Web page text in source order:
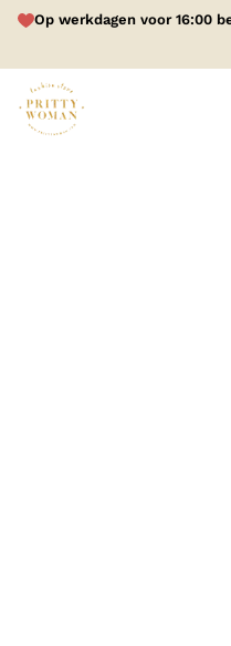
Op werkdagen voor 16:00